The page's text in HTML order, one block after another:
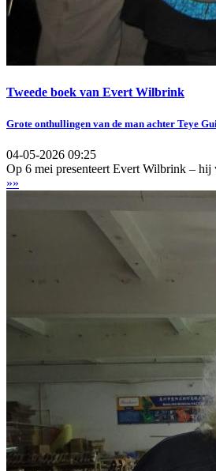
Tweede boek van Evert Wilbrink
Grote onthullingen van de man achter Teye
04-05-2026 09:25
Op 6 mei presenteert Evert Wilbrink – hij
»»